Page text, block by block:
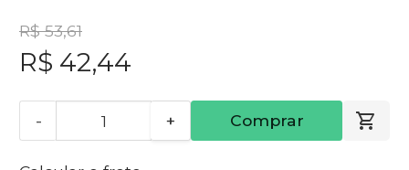
R$ 53,61
R$ 42,44
- + Comprar